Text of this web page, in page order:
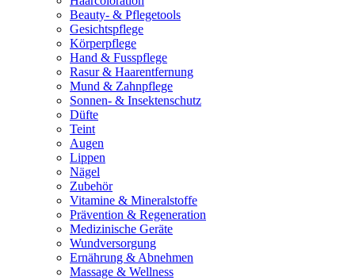
Beauty- & Pflegetools
Gesichtspflege
Körperpflege
Hand & Fusspflege
Rasur & Haarentfernung
Mund & Zahnpflege
Sonnen- & Insektenschutz
Düfte
Teint
Augen
Lippen
Nägel
Zubehör
Vitamine & Mineralstoffe
Prävention & Regeneration
Medizinische Geräte
Wundversorgung
Ernährung & Abnehmen
Massage & Wellness